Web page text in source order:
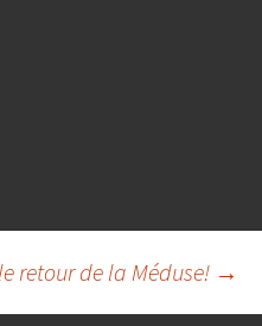
retour de la Méduse! →